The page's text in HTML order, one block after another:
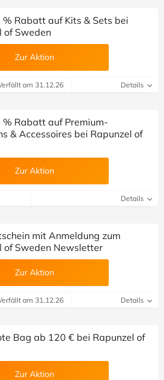
% Rabatt auf Kits & Sets bei
of Sweden
Zur Aktion
am 31.12.26 Details
% Rabatt auf Premium-
& Accessoires bei Rapunzel of
Zur Aktion
Details
mit Anmeldung zum
of Sweden Newsletter
Zur Aktion
am 31.12.26 Details
Bag ab 120 € bei Rapunzel of
Zur Aktion